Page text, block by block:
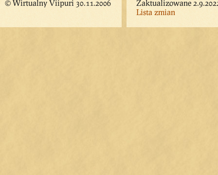
© Wirtualny Viipuri 30.11.2006
Zaktualizowane
Lista zmian